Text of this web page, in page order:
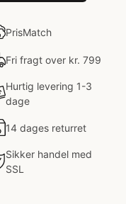
PrisMatch
Fri fragt over kr. 799
Hurtig levering 1-3
dage
14 dages returret
Sikker handel med
SSL